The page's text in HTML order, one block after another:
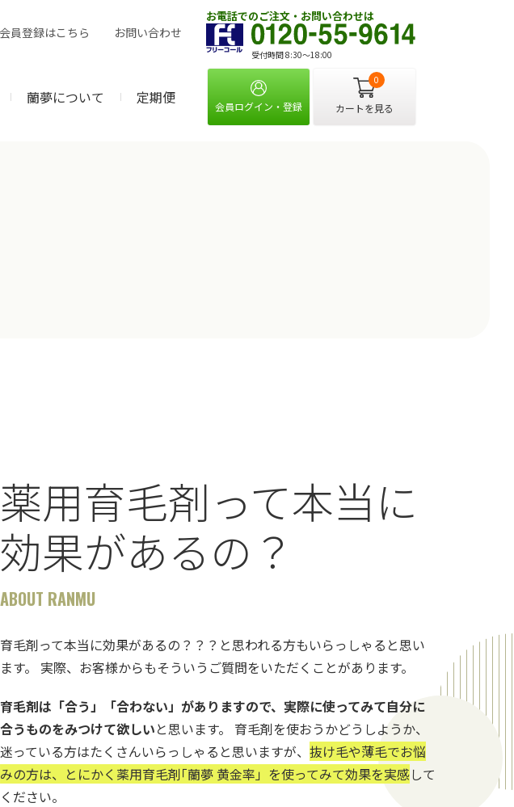
員登録はこちら お問い合わせ
お電話でのご注文・お問い合わせは
受付時間 8:30〜18:00
蘭夢について 定期便 会員ログイン・登録
0
カートを見る
薬用育毛剤って本当に
効果があるの？
ABOUT RANMU
育毛剤って本当に効果があるの？？？と思われる方もいらっしゃると思い
ます。 実際、お客様からもそういうご質問をいただくことがあります。
育毛剤は「合う」「合わない」がありますので、実際に使ってみて自分に
合うものをみつけて欲しいと思います。 育毛剤を使おうかどうしようか、
迷っている方はたくさんいらっしゃると思いますが、 抜け毛や薄毛でお悩
みの方は、とにかく薬用育毛剤｢蘭夢 黄金率」を使ってみて効果を実感して
ください。